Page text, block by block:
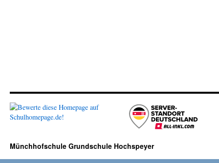
Münchhofschule Grundschule Hochspeyer